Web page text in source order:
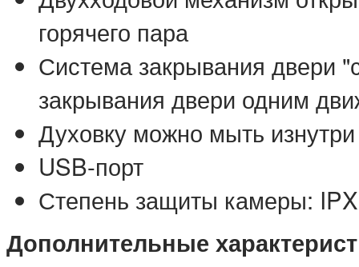
горячего пара
Система закрывания двери
закрывания двери одним
Духовку можно мыть
USB-порт
Степень защиты камеры:
Дополнительные